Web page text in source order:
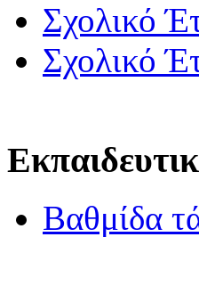
Σχολικό
Σχολικό
Βαθμίδα